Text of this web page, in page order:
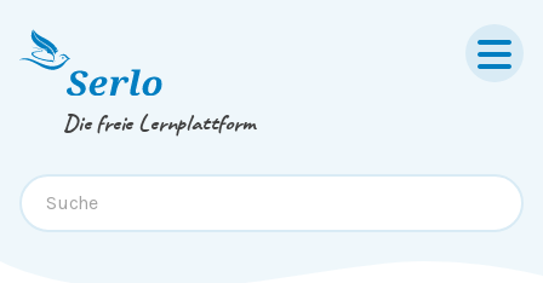
Springe zum
Die freie Lernplattform